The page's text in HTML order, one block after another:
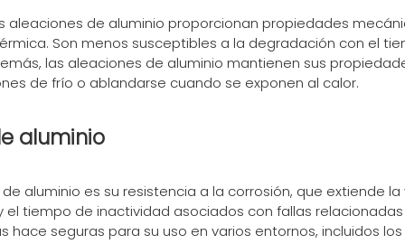
de aluminio proporcionan propiedades
Son menos susceptibles a la degradación con el
las aleaciones de aluminio mantienen sus
de frío o ablandarse cuando se exponen al calor.
aluminio
aluminio es su resistencia a la corrosión, que extiende
tiempo de inactividad asociados con fallas
seguras para su uso en varios entornos, incluidos